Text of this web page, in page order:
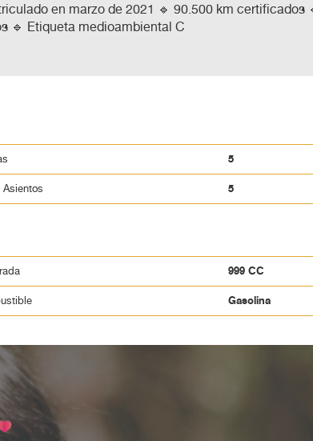
en marzo de 2021 🔹 90.500 km certificados
🔹 Etiqueta medioambiental C
5
Asientos 5
999 CC
Gasolina